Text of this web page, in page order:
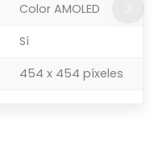
Color AMOLED
Sí
454 x 454 píxeles